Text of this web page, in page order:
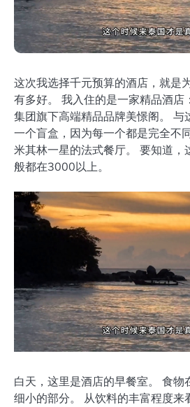
这次我选择千元预算的酒店，就是
有多好。 我入住的是一家精品酒店
集团旗下高端精品品牌美憬阁。 与
一个盲盒，因为每一个都是完全不
米其林一星的法式餐厅。 要知道，
般都在3000以上。
白天，这里是酒店的早餐室。 食物
细小的部分。 从饮料的丰富程度来